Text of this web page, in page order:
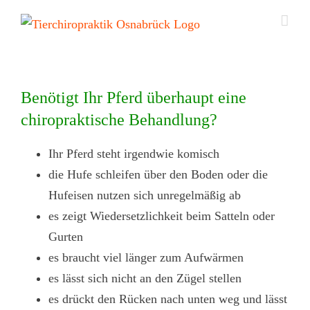
Benötigt Ihr Pferd überhaupt eine
chiropraktische Behandlung?
Ihr Pferd steht irgendwie komisch
die Hufe schleifen über den Boden oder die
Hufeisen nutzen sich unregelmäßig ab
es zeigt Wiedersetzlichkeit beim Satteln oder
Gurten
es braucht viel länger zum Aufwärmen
es lässt sich nicht an den Zügel stellen
es drückt den Rücken nach unten weg und lässt